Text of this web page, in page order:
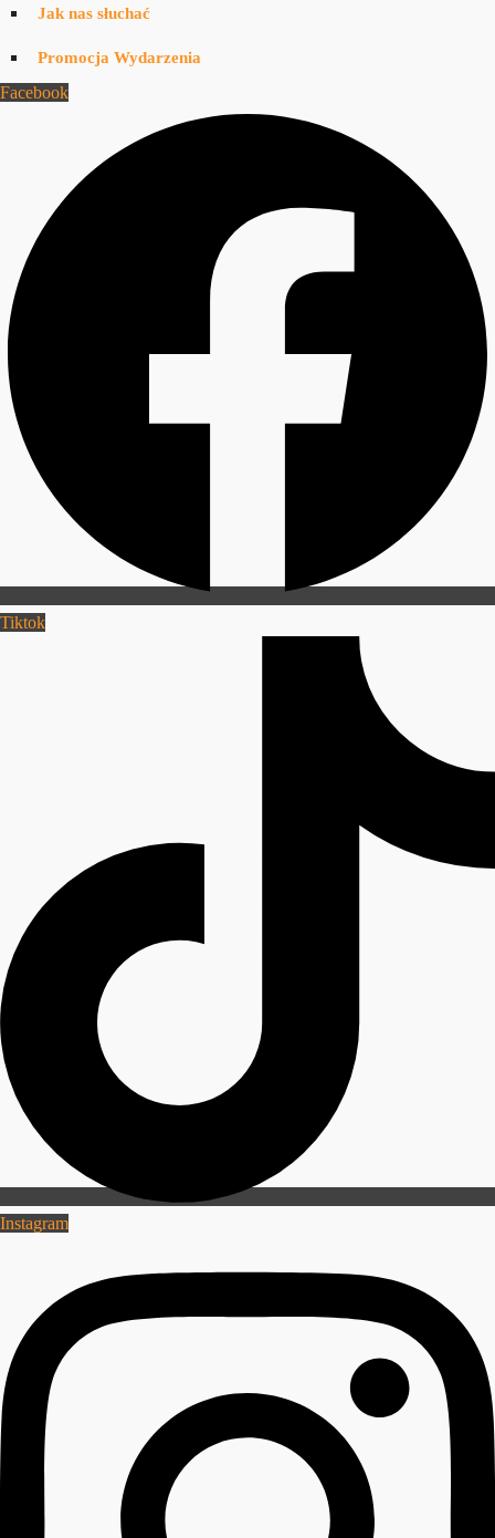
Jak nas słuchać
Promocja Wydarzenia
Facebook
Tiktok
Instagram